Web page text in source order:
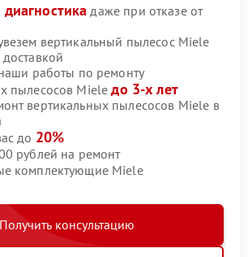
даже при отказе от
вертикальный пылесос Miele
работы по ремонту
пылесосов Mieleдо 3-х лет
вертикальных пылесосов Miele в
до 20%
рублей на ремонт
комплектующие Miele
Получить консультацию